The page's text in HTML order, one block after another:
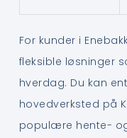
For kunder i
fleksible løsninger
hverdag. Du kan
hovedverksted på
populære hente-